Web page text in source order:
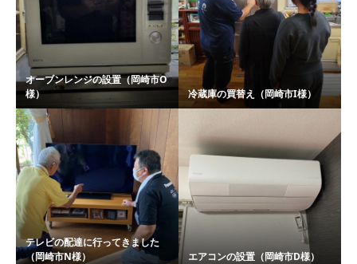
オーブンレンジの設置（岡崎市O
様）
冷蔵庫の買替え（岡崎市I様）
テレビの配達に行ってきました
（岡崎市N様）
エアコンの設置（岡崎市D様）